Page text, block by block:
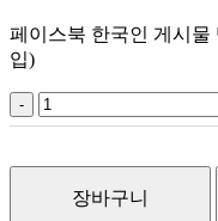
페이스북 한국인 게시물
입)
페
이
장바구니